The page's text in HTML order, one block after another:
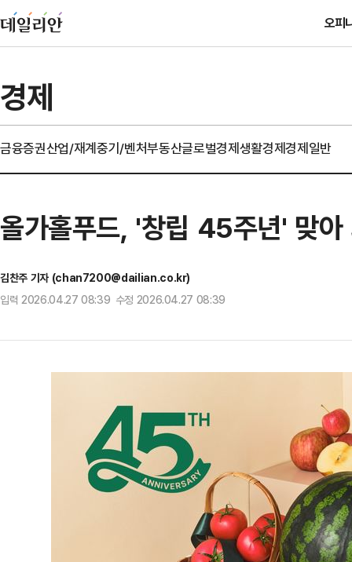
오피
경제
금융증권산업/재계중기/벤처부동산글로벌경제생활경제경제일반
올가홀푸드, '창립 45주년' 맞
김찬주 기자 (chan7200@dailian.co.kr)
입력 2026.04.27 08:39 수정 2026.04.27 08:39